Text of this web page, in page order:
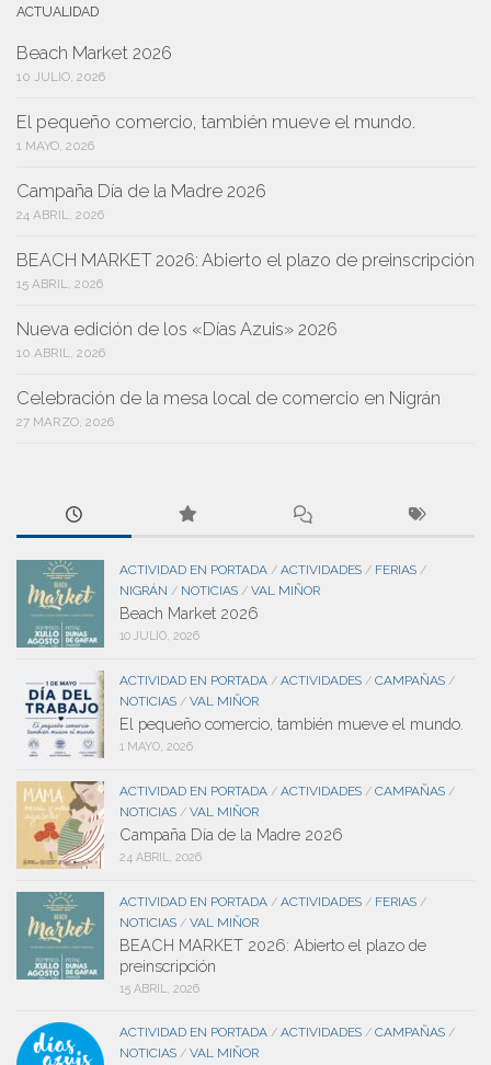
ACTUALIDAD
Beach Market 2026
10 JULIO, 2026
El pequeño comercio, también mueve el mundo.
1 MAYO, 2026
Campaña Día de la Madre 2026
24 ABRIL, 2026
BEACH MARKET 2026: Abierto el plazo de preinscripción
15 ABRIL, 2026
Nueva edición de los «Días Azuis» 2026
10 ABRIL, 2026
Celebración de la mesa local de comercio en Nigrán
27 MARZO, 2026
ACTIVIDAD EN PORTADA / ACTIVIDADES / FERIAS /
NIGRÁN / NOTICIAS / VAL MIÑOR
Beach Market 2026
10 JULIO, 2026
ACTIVIDAD EN PORTADA / ACTIVIDADES / CAMPAÑAS /
NOTICIAS / VAL MIÑOR
El pequeño comercio, también mueve el mundo.
1 MAYO, 2026
ACTIVIDAD EN PORTADA / ACTIVIDADES / CAMPAÑAS /
NOTICIAS / VAL MIÑOR
Campaña Día de la Madre 2026
24 ABRIL, 2026
ACTIVIDAD EN PORTADA / ACTIVIDADES / FERIAS /
NOTICIAS / VAL MIÑOR
BEACH MARKET 2026: Abierto el plazo de
preinscripción
15 ABRIL, 2026
ACTIVIDAD EN PORTADA / ACTIVIDADES / CAMPAÑAS /
NOTICIAS / VAL MIÑOR